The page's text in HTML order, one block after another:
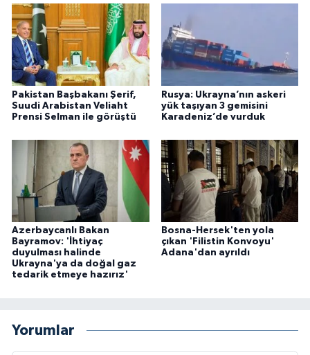
Pakistan Başbakanı Şerif,
Suudi Arabistan Veliaht
Prensi Selman ile görüştü
Rusya: Ukrayna’nın askeri
yük taşıyan 3 gemisini
Karadeniz’de vurduk
Azerbaycanlı Bakan
Bayramov: 'İhtiyaç
duyulması halinde
Ukrayna'ya da doğal gaz
tedarik etmeye hazırız'
Bosna-Hersek'ten yola
çıkan 'Filistin Konvoyu'
Adana'dan ayrıldı
Yorumlar